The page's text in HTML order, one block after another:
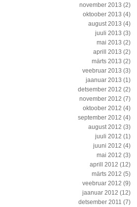
november 2013 (2)
oktoober 2013 (4)
august 2013 (4)
juuli 2013 (3)
mai 2013 (2)
aprill 2013 (2)
märts 2013 (2)
veebruar 2013 (3)
jaanuar 2013 (1)
detsember 2012 (2)
november 2012 (7)
oktoober 2012 (4)
september 2012 (4)
august 2012 (3)
juuli 2012 (1)
juuni 2012 (4)
mai 2012 (3)
aprill 2012 (12)
märts 2012 (5)
veebruar 2012 (9)
jaanuar 2012 (12)
detsember 2011 (7)